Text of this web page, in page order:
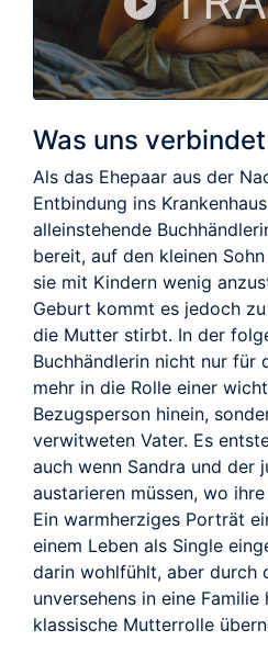
Was uns verbindet
Als das Ehepaar aus der
Entbindung ins
alleinstehende
bereit, auf den kleinen
sie mit Kindern wenig
Geburt kommt es jedoch
die Mutter stirbt. In der
Buchhändlerin nicht nur für
mehr in die Rolle einer
Bezugsperson hinein,
verwitweten Vater. Es
auch wenn Sandra und der
austarieren müssen, wo
Ein warmherziges Porträt
einem Leben als Single
darin wohlfühlt, aber durch
unversehens in eine
klassische Mutterrolle